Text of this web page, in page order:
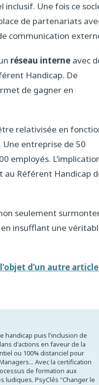
inclusif. Une fois ce
de partenariats
communication
réseau interne avec
Handicap. De
de gagner en
relativisée en
Une entreprise de 50
employés.
au Référent Handicap
seulement
insufflant une
l’objet d’un autre
handicap puis l'inclusion de
d'actions en faveur de la
ou 100% distanciel pour
Avec la certification
de formation aux
ludiques. PsyClés "Changer le